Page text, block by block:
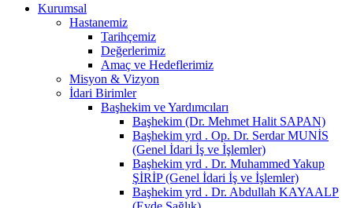
Kurumsal
Hastanemiz
Tarihçemiz
Değerlerimiz
Amaç ve Hedeflerimiz
Misyon & Vizyon
İdari Birimler
Başhekim ve Yardımcıları
Başhekim (Dr. Mehmet Halit SAPAN)
Başhekim yrd . Op. Dr. Serdar MUNİS
(Genel İdari İş ve İşlemler)
Başhekim yrd . Dr. Muhammed Yakup
ŞİRİP (Genel İdari İş ve İşlemler)
Başhekim yrd . Dr. Abdullah KAYAALP